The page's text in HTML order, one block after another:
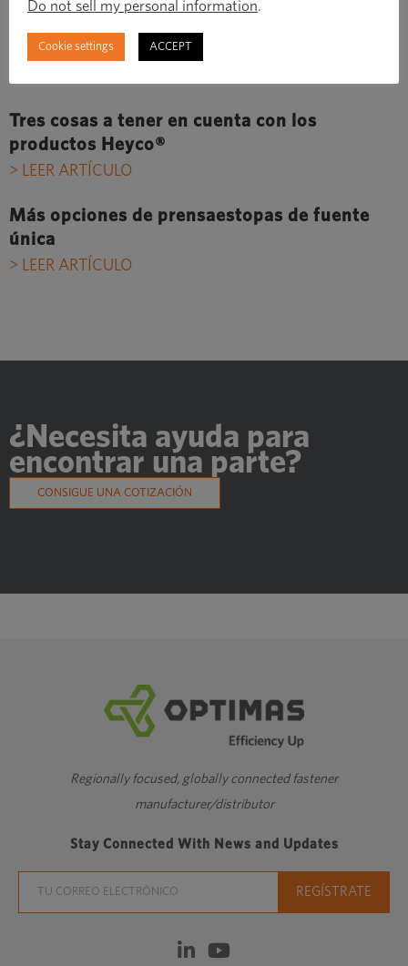
component strategy?
Tres cosas a tener en cuenta con los
productos Heyco®
> LEER ARTÍCULO
Más opciones de prensaestopas de fuente
única
> LEER ARTÍCULO
¿Necesita ayuda para
encontrar una parte?
CONSIGUE UNA COTIZACIÓN
Regionally focused, globally connected fastener
manufacturer/distributor
Stay Connected With News and Updates
Do not sell my personal information.
Cookie settings ACCEPT